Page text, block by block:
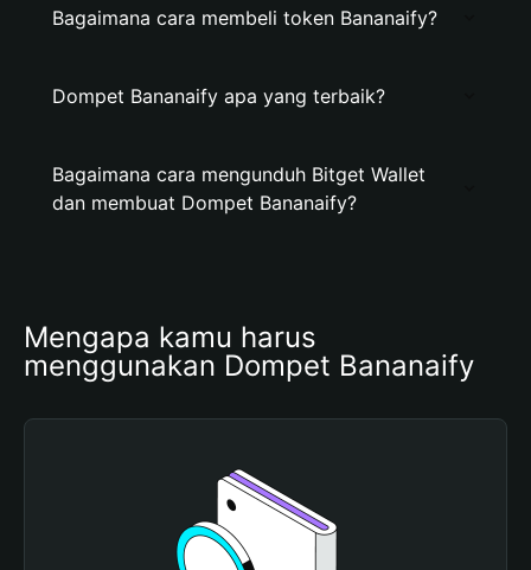
Bagaimana cara membeli token Bananaify?
Dompet Bananaify apa yang terbaik?
Bagaimana cara mengunduh Bitget Wallet
dan membuat Dompet Bananaify?
Mengapa kamu harus
menggunakan Dompet Bananaify